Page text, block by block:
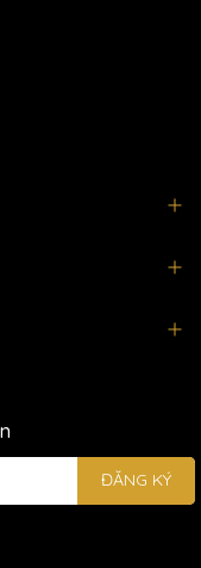
ĐĂNG KÝ